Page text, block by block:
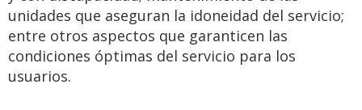
unidades que aseguran la idoneidad del servicio;
entre otros aspectos que garanticen las
condiciones óptimas del servicio para los
usuarios.